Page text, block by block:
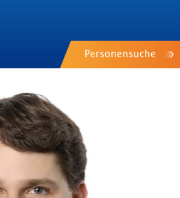
Personensuche